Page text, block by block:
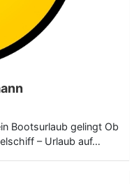
Bootsurlaub gelingt Ob
– Urlaub auf…